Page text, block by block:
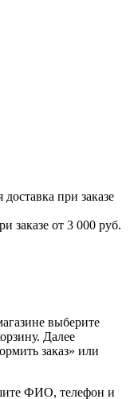
при заказе
заказе от 3 000 руб.
выберите
Далее
заказ» или
ФИО, телефон и